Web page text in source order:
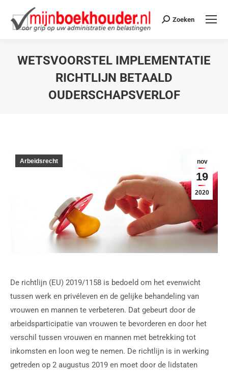
Zoeken
WETSVOORSTEL IMPLEMENTATIE
RICHTLIJN BETAALD
OUDERSCHAPSVERLOF
nov
19
2020
Arbeidsrecht
De richtlijn (EU) 2019/1158 is bedoeld om het evenwicht
tussen werk en privéleven en de gelijke behandeling van
vrouwen en mannen te verbeteren. Dat gebeurt door de
arbeidsparticipatie van vrouwen te bevorderen en door het
verschil tussen vrouwen en mannen met betrekking tot
inkomsten en loon weg te nemen. De richtlijn is in werking
getreden op 2 augustus 2019 en moet door de lidstaten